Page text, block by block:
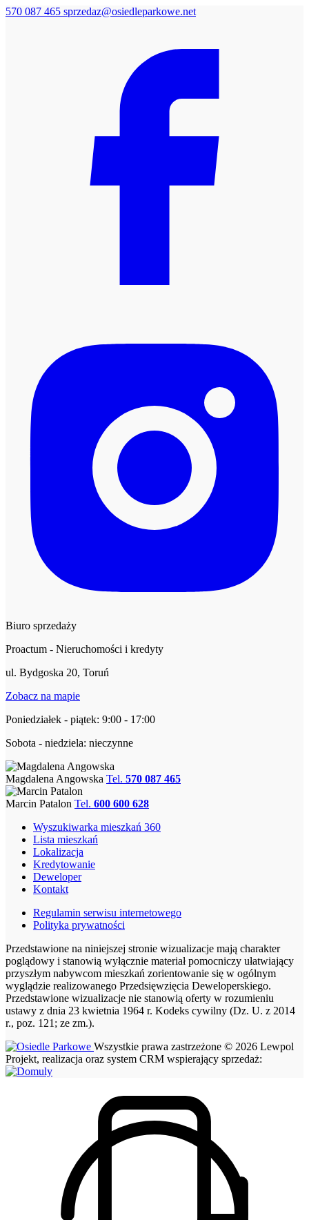
570 087 465 sprzedaz@osiedleparkowe.net
Biuro sprzedaży
Proactum - Nieruchomości i kredyty
ul. Bydgoska 20, Toruń
Zobacz na mapie
Poniedziałek - piątek: 9:00 - 17:00
Sobota - niedziela: nieczynne
Magdalena Angowska Tel. 570 087 465
Marcin Patalon Tel. 600 600 628
Wyszukiwarka mieszkań 360
Lista mieszkań
Lokalizacja
Kredytowanie
Deweloper
Kontakt
Regulamin serwisu internetowego
Polityka prywatności
Przedstawione na niniejszej stronie wizualizacje mają charakter
poglądowy i stanowią wyłącznie materiał pomocniczy ułatwiający
przyszłym nabywcom mieszkań zorientowanie się w ogólnym
wyglądzie realizowanego Przedsięwzięcia Deweloperskiego.
Przedstawione wizualizacje nie stanowią oferty w rozumieniu
ustawy z dnia 23 kwietnia 1964 r. Kodeks cywilny (Dz. U. z 2014
r., poz. 121; ze zm.).
Wszystkie prawa zastrzeżone © 2026 Lewpol
Projekt, realizacja oraz system CRM wspierający sprzedaż: